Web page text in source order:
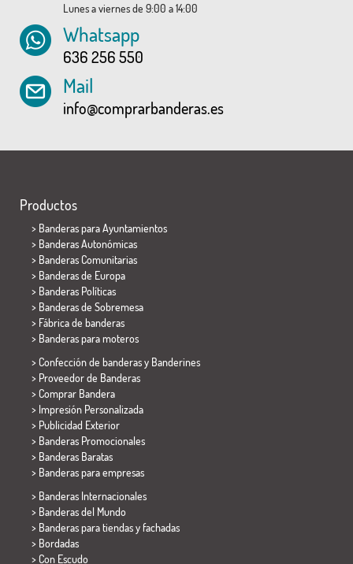
Lunes a viernes de 9:00 a 14:00
Whatsapp
636 256 550
Mail
info@comprarbanderas.es
Productos
> Banderas para Ayuntamientos
> Banderas Autonómicas
> Banderas Comunitarias
> Banderas de Europa
> Banderas Políticas
> Banderas de Sobremesa
> Fábrica de banderas
> Banderas para moteros
> Confección de banderas y Banderines
> Proveedor de Banderas
> Comprar Bandera
> Impresión Personalizada
> Publicidad Exterior
> Banderas Promocionales
> Banderas Baratas
> Banderas para empresas
> Banderas Internacionales
> Banderas del Mundo
> Banderas para tiendas y fachadas
> Bordadas
> Con Escudo